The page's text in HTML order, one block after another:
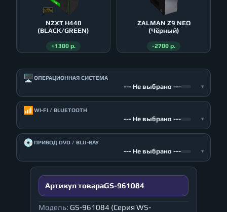
NZXT H440
(BLACK/GREEN)
+1300 р.
ZALMAN Z9 NEO
(Чёрный)
-2700 р.
🖥️ ОПЕРАЦИОННАЯ СИСТЕМА
--- Не выбрано --- ▾
📶 WI-FI / BLUETOOTH
--- Не выбрано --- ▾
💿ПРИВОД DVD / BLU-RAY
--- Не выбрано --- ▾
Артикул товараGS-961084
Модель: GS-961084 (Серия WS-